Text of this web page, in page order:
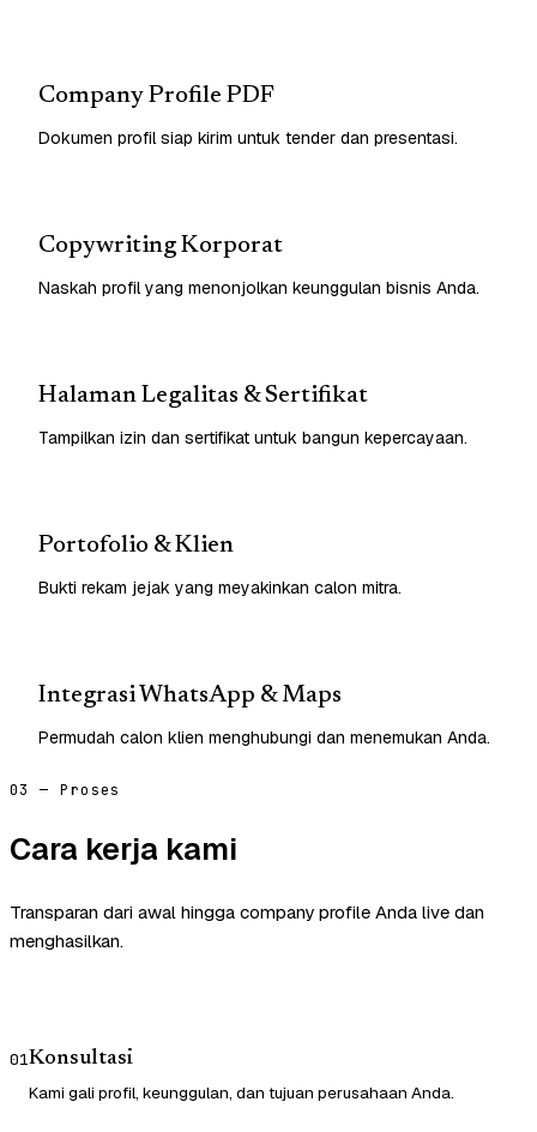
Company Profile PDF
Dokumen profil siap kirim untuk tender dan presentasi.
Copywriting Korporat
Naskah profil yang menonjolkan keunggulan bisnis Anda.
Halaman Legalitas & Sertifikat
Tampilkan izin dan sertifikat untuk bangun kepercayaan.
Portofolio & Klien
Bukti rekam jejak yang meyakinkan calon mitra.
Integrasi WhatsApp & Maps
Permudah calon klien menghubungi dan menemukan Anda.
03 — Proses
Cara kerja kami
Transparan dari awal hingga company profile Anda live dan
menghasilkan.
01Konsultasi
Kami gali profil, keunggulan, dan tujuan perusahaan Anda.